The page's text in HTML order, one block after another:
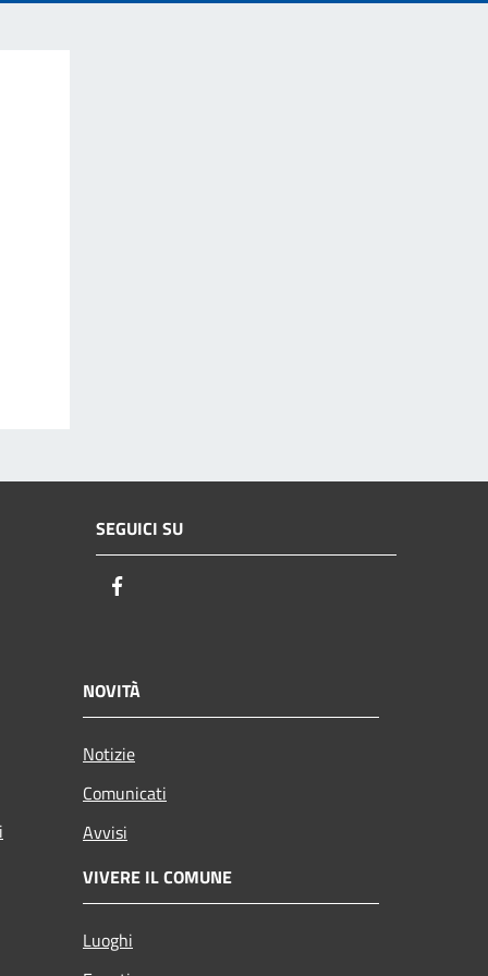
SEGUICI SU
NOVITÀ
Notizie
Comunicati
Avvisi
VIVERE IL COMUNE
Luoghi